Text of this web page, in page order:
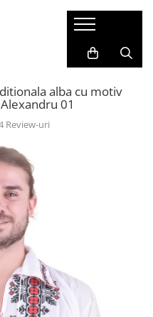
alba cu motiv
01
Review-uri